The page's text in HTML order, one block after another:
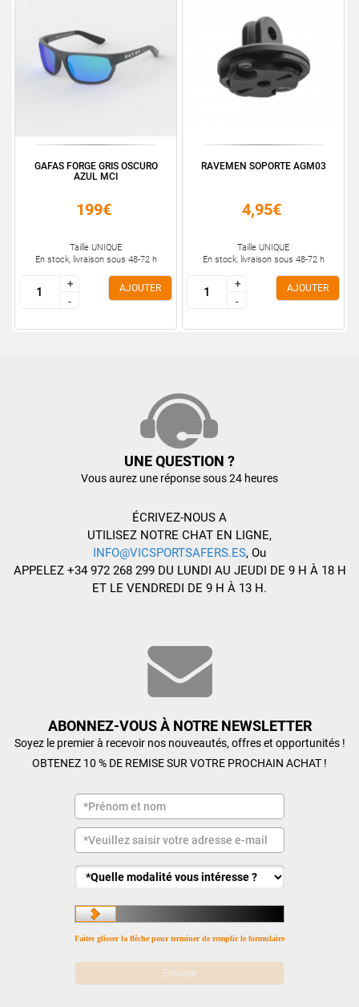
GAFAS FORGE GRIS OSCURO
AZUL MCI
199€
Taille UNIQUE
En stock, livraison sous 48-72 h
+
-
+
-
AJOUTER
RAVEMEN SOPORTE AGM03
4,95€
Taille UNIQUE
En stock, livraison sous 48-72 h
+
-
+
-
AJOUTER
UNE QUESTION ?
Vous aurez une réponse sous 24 heures
ÉCRIVEZ-NOUS A
UTILISEZ NOTRE CHAT EN LIGNE,
INFO@VICSPORTSAFERS.ES, Ou
APPELEZ +34 972 268 299 DU LUNDI AU JEUDI DE 9 H À 18 H
ET LE VENDREDI DE 9 H À 13 H.
ABONNEZ-VOUS À NOTRE NEWSLETTER
Soyez le premier à recevoir nos nouveautés, offres et opportunités !
OBTENEZ 10 % DE REMISE SUR VOTRE PROCHAIN ACHAT !
Faites glisser la flèche pour terminer de remplir le formulaire